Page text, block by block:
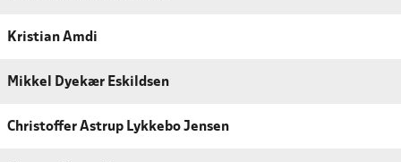
Kristian Amdi
Mikkel Dyekær Eskildsen
Christoffer Astrup Lykkebo Jensen